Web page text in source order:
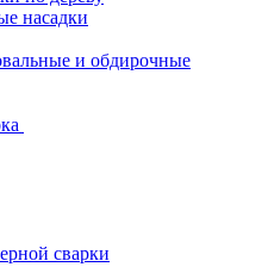
насадки
и обдирочные
сварки